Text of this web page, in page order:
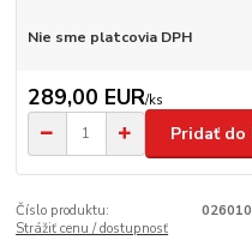
Nie sme platcovia DPH
289,00 EUR/ks
Pridať do
Číslo produktu:
Strážiť cenu / dostupnosť